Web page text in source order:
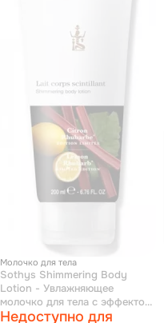
Молочко для тела
Sothys Shimmering Body
Lotion - Увлажняющее
молочко для тела с эффектом
мерцания лимон-ревень 200
Недоступно для